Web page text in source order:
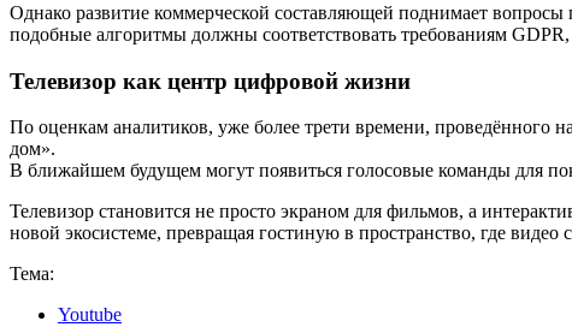
Однако развитие коммерческой составляющей поднимает
подобные алгоритмы должны соответствовать требованиям
Телевизор как центр цифровой жизни
По оценкам аналитиков, уже более трети времени, проведённого
дом».
В ближайшем будущем могут появиться голосовые команды для
Телевизор становится не просто экраном для фильмов, а
новой экосистеме, превращая гостиную в пространство, где
Тема:
Youtube